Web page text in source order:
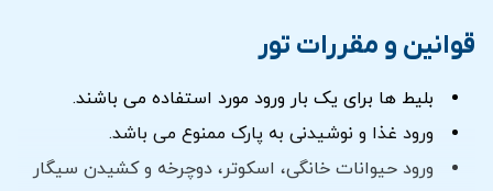
قوانین و مقررات تور
بلیط ها برای یک بار ورود مورد استفاده می باشند.
ورود غذا و نوشیدنی به پارک ممنوع می باشد.
ورود حیوانات خانگی، اسکوتر، دوچرخه و کشیدن سیگار